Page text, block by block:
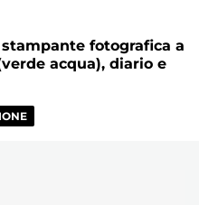
fotografica a
acqua), diario e